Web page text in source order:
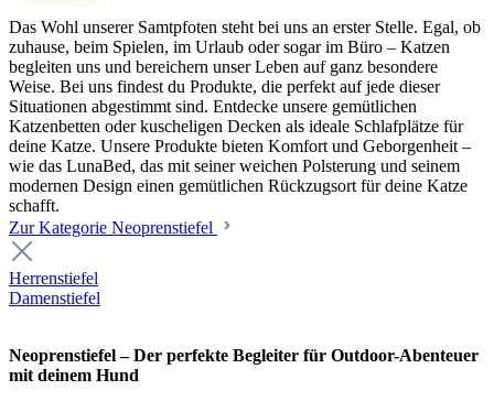
Das Wohl unserer Samtpfoten steht bei uns an erster Stelle. Egal, ob
zuhause, beim Spielen, im Urlaub oder sogar im Büro – Katzen
begleiten uns und bereichern unser Leben auf ganz besondere
Weise. Bei uns findest du Produkte, die perfekt auf jede dieser
Situationen abgestimmt sind. Entdecke unsere gemütlichen
Katzenbetten oder kuscheligen Decken als ideale Schlafplätze für
deine Katze. Unsere Produkte bieten Komfort und Geborgenheit –
wie das LunaBed, das mit seiner weichen Polsterung und seinem
modernen Design einen gemütlichen Rückzugsort für deine Katze
schafft.
Zur Kategorie Neoprenstiefel
Herrenstiefel
Damenstiefel
Neoprenstiefel – Der perfekte Begleiter für Outdoor-Abenteuer
mit deinem Hund